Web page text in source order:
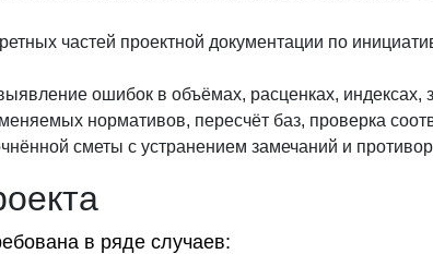
частей проектной документации по
ошибок в объёмах, расценках, индексах,
нормативов, пересчёт баз, проверка
сметы с устранением замечаний и
в ряде случаев: